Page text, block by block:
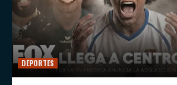
DEPORTES